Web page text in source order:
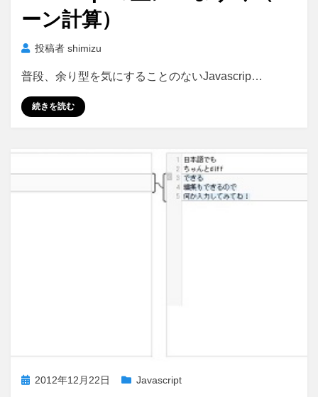
ーン計算）
投稿者 shimizu
普段、余り型を気にすることのないJavascrip…
続きを読む
投 2012年12月22日 Javascript